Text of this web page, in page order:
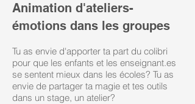
Animation d'ateliers-
émotions dans les groupes
Tu as envie d'apporter ta part du colibri
pour que les enfants et les enseignant.es
se sentent mieux dans les écoles? Tu as
envie de partager ta magie et tes outils
dans un stage, un atelier?